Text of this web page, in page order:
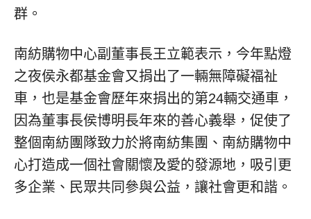
群。
南紡購物中心副董事長王立範表示，今年點燈
之夜侯永都基金會又捐出了一輛無障礙福祉
車，也是基金會歷年來捐出的第24輛交通車，
因為董事長侯博明長年來的善心義舉，促使了
整個南紡團隊致力於將南紡集團、南紡購物中
心打造成一個社會關懷及愛的發源地，吸引更
多企業、民眾共同參與公益，讓社會更和諧。